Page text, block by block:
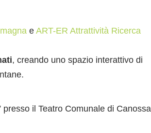
e ART-ER Attrattività Ricerca
, creando uno spazio interattivo di
il Teatro Comunale di Canossa